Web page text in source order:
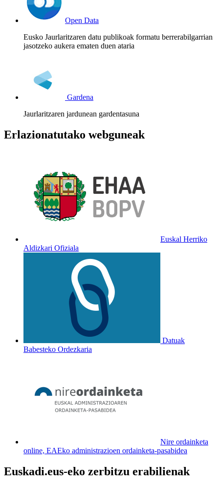
Open Data
Eusko Jaurlaritzaren datu publikoak formatu berrerabilgarrian
jasotzeko aukera ematen duen ataria
Gardena
Jaurlaritzaren jardunean gardentasuna
Erlazionatutako webguneak
Euskal Herriko
Aldizkari Ofiziala
Datuak
Babesteko Ordezkaria
Nire ordainketa
online, EAEko administrazioen ordainketa-pasabidea
Euskadi.eus-eko zerbitzu erabilienak